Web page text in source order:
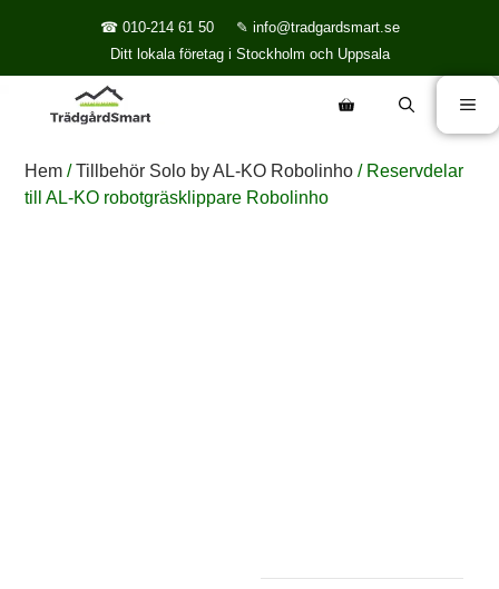
☎ 010-214 61 50
✎ info@tradgardsmart.se
Ditt lokala företag i Stockholm och Uppsala
Hem /Tillbehör Solo by AL-KO Robolinho / Reservdelar
till AL-KO robotgräsklippare Robolinho